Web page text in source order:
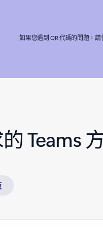
如果您遇到 QR 代碼的問題，
Teams